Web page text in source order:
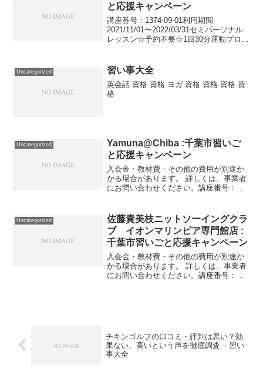
と応援キャンペーン
講座番号：1374-09-01利用期間
2021/11/01〜2022/03/31セミパーソナル
レッスン☆予約不要☆1回30分運動プログ
Uncategorized 習い事大全
英会話 資格 資格 ヨガ 資格 資格 資格 資
格
Uncategorized
Yamuna@Chiba :千葉市習いご
と応援キャンペーン
入会金・教材費・その他の費用が別途か
かる場合があります。 詳しくは、事業者
にお問い合わせください。講座番号：
2022/03/31肩こり・腰痛・膝...
Uncategorized
佐藤貴美枝ニットソーイングクラ
ブ イオンマリンピア専門館店 :
千葉市習いごと応援キャンペーン
入会金・教材費・その他の費用が別途か
かる場合があります。 詳しくは、事業者
にお問い合わせください。講座番号：
チキンゴルフの口コミ・評判は悪い？効
果ない、高いという声を徹底調査 – 習い
事大全